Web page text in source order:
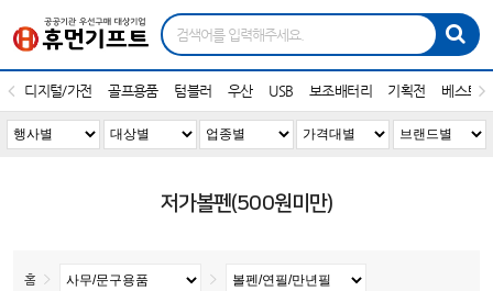
디지털/가전 골프용품 텀블러 우산 USB 보조배터리 기획전 베스트
저가볼펜(500원미만)
홈